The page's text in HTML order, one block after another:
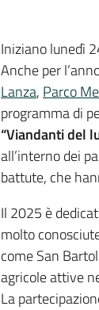
Iniziano lunedì
Anche per
Lanza, Parco
programma di
“Viandanti del
all’interno dei
battute, che
Il 2025 è
molto
come San
agricole attive
La